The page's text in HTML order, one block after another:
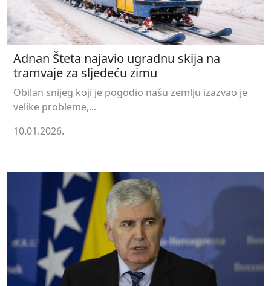
Adnan Šteta najavio ugradnu skija na
tramvaje za sljedeću zimu
Obilan snijeg koji je pogodio našu zemlju izazvao je
velike probleme,...
10.01.2026.